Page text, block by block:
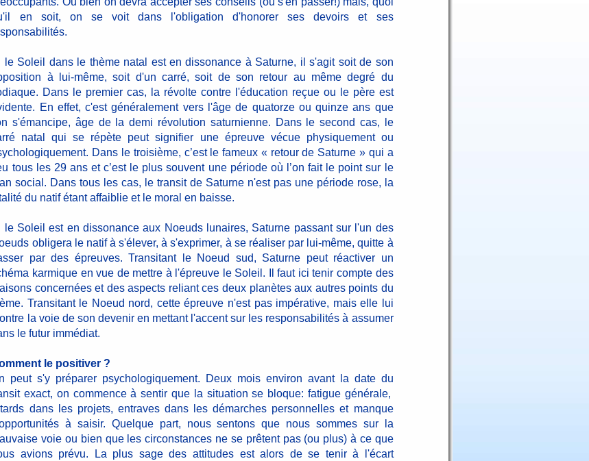
en soit, on se voit dans l'obligation d'honorer ses devoirs et ses
le Soleil dans le thème natal est en dissonance à Saturne, il s'agit soit de son
à lui-même, soit d'un carré, soit de son retour au même degré du
Dans le premier cas, la révolte contre l'éducation reçue ou le père est
En effet, c'est généralement vers l'âge de quatorze ou quinze ans que
s'émancipe, âge de la demi révolution saturnienne. Dans le second cas, le
natal qui se répète peut signifier une épreuve vécue physiquement ou
Dans le troisième, c’est le fameux « retour de Saturne » qui a
tous les 29 ans et c’est le plus souvent une période où l’on fait le point sur le
social. Dans tous les cas, le transit de Saturne n'est pas une période rose, la
du natif étant affaiblie et le moral en baisse.
le Soleil est en dissonance aux Noeuds lunaires, Saturne passant sur l'un des
obligera le natif à s'élever, à s'exprimer, à se réaliser par lui-même, quitte à
par des épreuves. Transitant le Noeud sud, Saturne peut réactiver un
karmique en vue de mettre à l'épreuve le Soleil. Il faut ici tenir compte des
concernées et des aspects reliant ces deux planètes aux autres points du
Transitant le Noeud nord, cette épreuve n'est pas impérative, mais elle lui
la voie de son devenir en mettant l'accent sur les responsabilités à assumer
le futur immédiat.
le positiver ?
peut s'y préparer psychologiquement. Deux mois environ avant la date du
exact, on commence à sentir que la situation se bloque: fatigue générale,
dans les projets, entraves dans les démarches personnelles et manque
à saisir. Quelque part, nous sentons que nous sommes sur la
voie ou bien que les circonstances ne se prêtent pas (ou plus) à ce que
avions prévu. La plus sage des attitudes est alors de se tenir à l'écart